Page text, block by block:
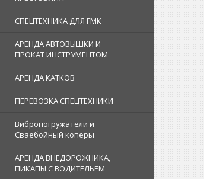
СПЕЦТЕХНИКА ДЛЯ ГМК
АРЕНДА АВТОВЫШКИ И
ПРОКАТ ИНСТРУМЕНТОМ
АРЕНДА КАТКОВ
ПЕРЕВОЗКА СПЕЦТЕХНИКИ
Вибропогружатели и
Сваебойный коперы
АРЕНДА ВНЕДОРОЖНИКА,
ПИКАПЫ С ВОДИТЕЛЬЕМ